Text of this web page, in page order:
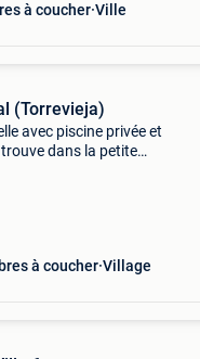
à coucher Ville
(Torrevieja)
avec piscine privée et
dans la petite
à coucher Village